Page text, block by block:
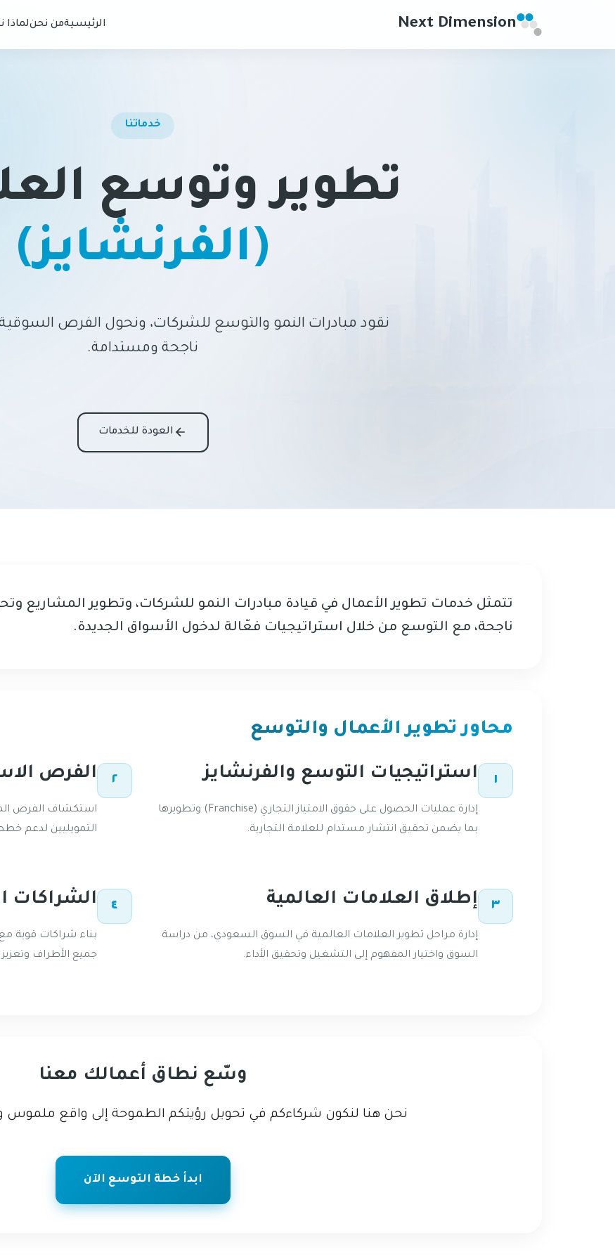
Next Dimension الرئيسيةمن نحنلماذا
خدماتنا
تطوير وتوسع
(الفرنشايز)
نقود مبادرات النمو والتوسع للشركات، ونحول الفرص
ناجحة ومستدامة.
العودة للخدمات
تتمثل خدمات تطوير الأعمال في قيادة مبادرات النمو للشركات، وتطوير المشاريع
ناجحة، مع التوسع من خلال استراتيجيات فعّالة لدخول الأسواق الجديدة.
محاور تطوير الأعمال والتوسع
١ استراتيجيات التوسع والفرنشايز
إدارة عمليات الحصول على حقوق الامتياز التجاري (Franchise) وتطويرها
بما يضمن تحقيق انتشار مستدام للعلامة التجارية.
٢ الفرص
استكشاف الفرص
التمويليين لدعم
٣ إطلاق العلامات العالمية
إدارة مراحل تطوير العلامات العالمية في السوق السعودي، من دراسة
السوق واختيار المفهوم إلى التشغيل وتحقيق الأداء.
٤ الشراكات
بناء شراكات قوية
جميع الأطراف
وسّع نطاق أعمالك معنا
نحن هنا لنكون شركاءكم في تحويل رؤيتكم الطموحة إلى واقع ملموس
ابدأ خطة التوسع الآن